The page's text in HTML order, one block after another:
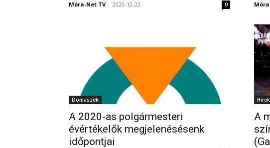
Móra-Net TV - 2020-12-22 0
Domaszék
A 2020-as polgármesteri
évértékelők megjelenésésenk
időpontjai
Hírek
A